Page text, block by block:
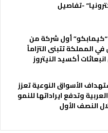
-تفاصيل
أول شركة من
المملكة تتبنى التزاماً
أكسيد النيتروز
الأسواق النوعية تعزز
وتدفع ايراداتها للنمو